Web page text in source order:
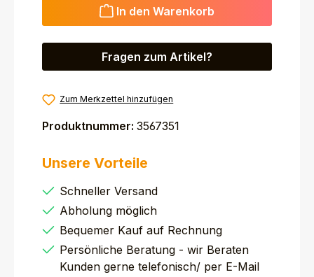
In den Warenkorb
Fragen zum Artikel?
Zum Merkzettel hinzufügen
Produktnummer: 3567351
Unsere Vorteile
Schneller Versand
Abholung möglich
Bequemer Kauf auf Rechnung
Persönliche Beratung - wir Beraten
Kunden gerne telefonisch/ per E-Mail